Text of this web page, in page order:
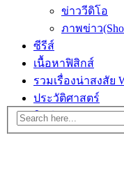
ข่าววีดิโอ
ภาพข่าว
ซีรีส์
เนื้อหาฟิสิกส์
รวมเรื่องน่าสงสัย
ประวัติศาสตร์
ติดต่อ